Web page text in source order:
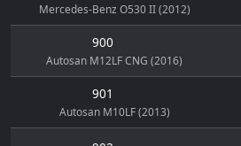
Mercedes-Benz O530 II (2012)
900
Autosan M12LF CNG (2016)
901
Autosan M10LF (2013)